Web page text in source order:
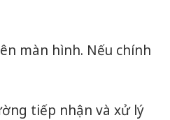
màn hình. Nếu chính
tiếp nhận và xử lý